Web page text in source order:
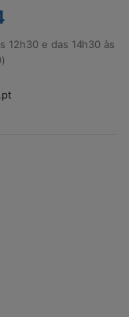
12h30 e das 14h30 às